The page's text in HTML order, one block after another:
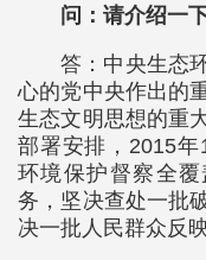
问：请介绍一
答：中央生态
心的党中央作出的
生态文明思想的重
部署安排，2015
环境保护督察全
务，坚决查处一批
决一批人民群众反